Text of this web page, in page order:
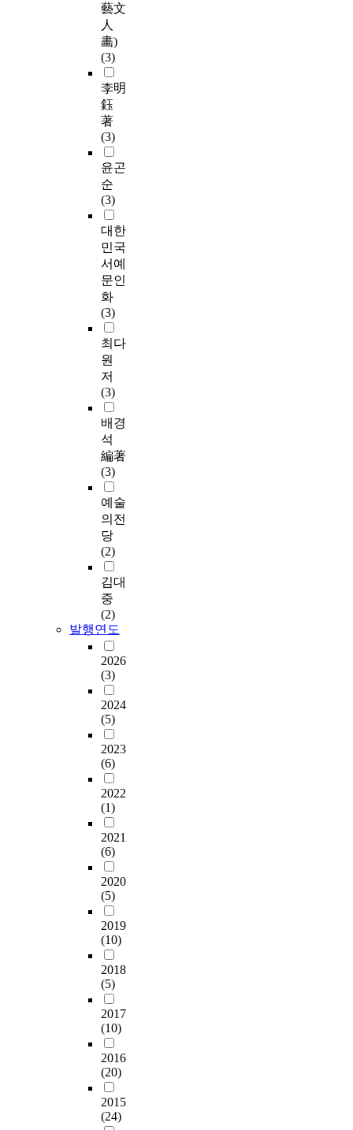
藝文
人
畵)
(3)
李明
鈺
著
(3)
윤곤
순
(3)
대한
민국
서예
문인
화
(3)
최다
원
저
(3)
배경
석
編著
(3)
예술
의전
당
(2)
김대
중
(2)
발행연도
2026
(3)
2024
(5)
2023
(6)
2022
(1)
2021
(6)
2020
(5)
2019
(10)
2018
(5)
2017
(10)
2016
(20)
2015
(24)